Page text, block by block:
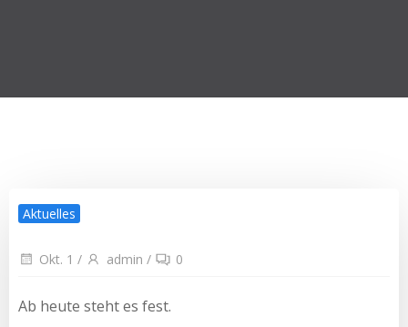
Aktuelles
Okt. 1 / admin / 0
Ab heute steht es fest.